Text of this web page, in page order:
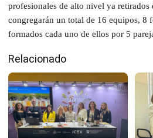
profesionales de alto nivel ya retirados
congregarán un total de 16 equipos, 8
formados cada uno de ellos por 5
Relacionado